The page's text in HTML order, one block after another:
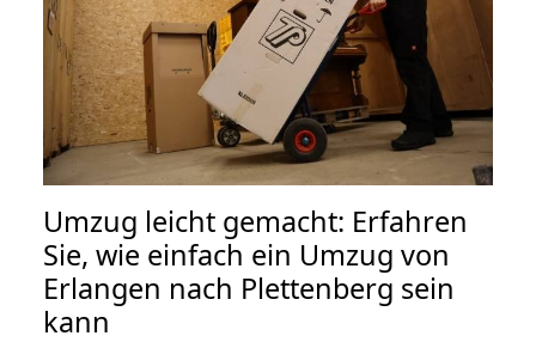
Umzug leicht gemacht: Erfahren
Sie, wie einfach ein Umzug von
Erlangen nach Plettenberg sein
kann